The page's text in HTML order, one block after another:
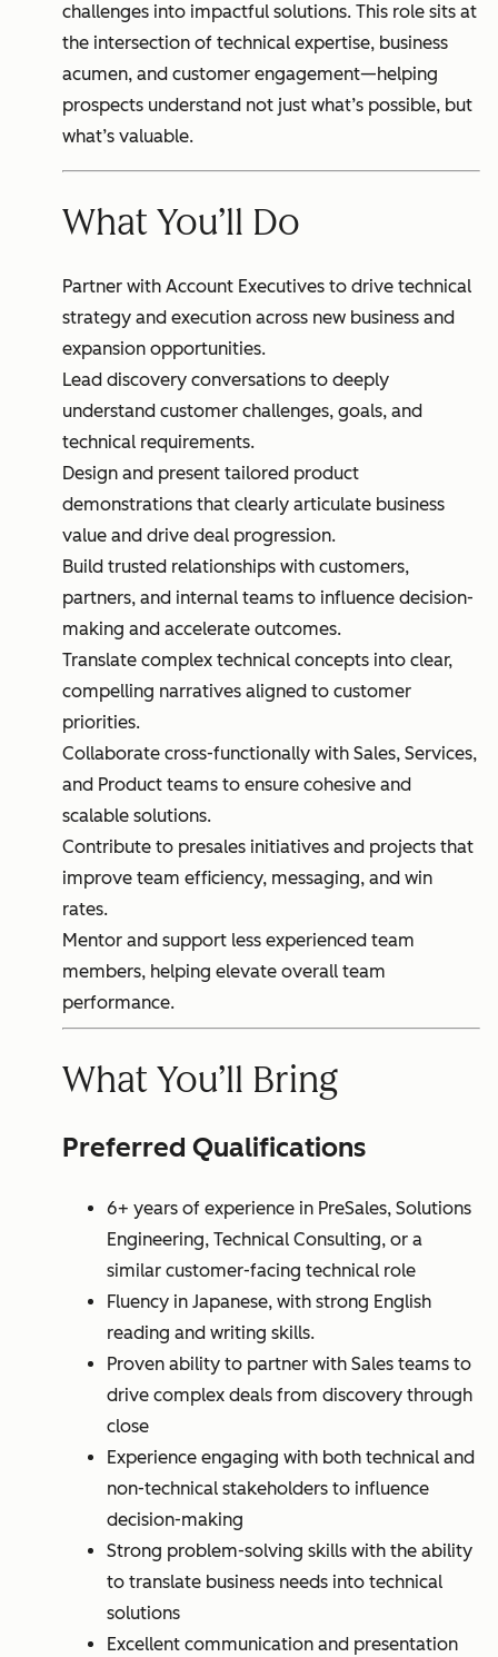
challenges into impactful solutions. This role sits at
the intersection of technical expertise, business
acumen, and customer engagement—helping
prospects understand not just what’s possible, but
what’s valuable.
What You’ll Do
Partner with Account Executives to drive technical
strategy and execution across new business and
expansion opportunities.
Lead discovery conversations to deeply
understand customer challenges, goals, and
technical requirements.
Design and present tailored product
demonstrations that clearly articulate business
value and drive deal progression.
Build trusted relationships with customers,
partners, and internal teams to influence decision-
making and accelerate outcomes.
Translate complex technical concepts into clear,
compelling narratives aligned to customer
priorities.
Collaborate cross-functionally with Sales, Services,
and Product teams to ensure cohesive and
scalable solutions.
Contribute to presales initiatives and projects that
improve team efficiency, messaging, and win
rates.
Mentor and support less experienced team
members, helping elevate overall team
performance.
What You’ll Bring
Preferred Qualifications
6+ years of experience in PreSales, Solutions
Engineering, Technical Consulting, or a
similar customer-facing technical role
Fluency in Japanese, with strong English
reading and writing skills.
Proven ability to partner with Sales teams to
drive complex deals from discovery through
close
Experience engaging with both technical and
non-technical stakeholders to influence
decision-making
Strong problem-solving skills with the ability
to translate business needs into technical
solutions
Excellent communication and presentation